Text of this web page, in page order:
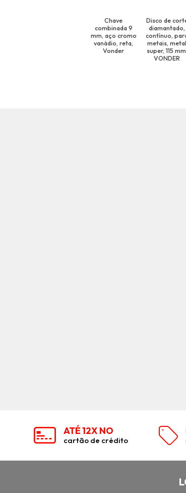
Chave
combinada 9
mm, aço cromo
vanádio, reta,
Vonder
Disco de
diamantado,
contínuo,
metais, metal
super, 115
VONDER
ATÉ 12X NO
cartão de crédito